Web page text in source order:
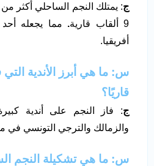
ج
9 ألقاب قارية
. مما يجعله أحد
أفريقيا.
س: ما هي أبرز الأندية التي
قاريًا؟
ج: فاز النجم على أندية
والزمالك والترجي التونسي في
س: ما هي تشكيلة النجم